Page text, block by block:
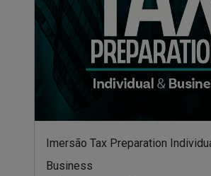
Imersão Tax Preparation
Business